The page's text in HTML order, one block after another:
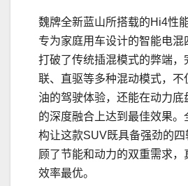
魏牌全新蓝山所搭载的Hi4性
专为家庭用车设计的智能电混
打破了传统插混模式的弊端，
联、直驱等多种混动模式，不
油的驾驶体验，还能在动力底
的深度融合上达到最佳效果。
构让这款SUV既具备强劲的
顾了节能和动力的双重需求，
效率最优。